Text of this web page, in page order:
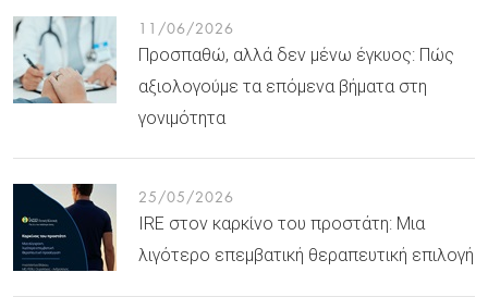
11/06/2026
Προσπαθώ, αλλά δεν μένω έγκυος: Πώς
αξιολογούμε τα επόμενα βήματα στη
γονιμότητα
25/05/2026
IRE στον καρκίνο του προστάτη: Μια
λιγότερο επεμβατική θεραπευτική επιλογή